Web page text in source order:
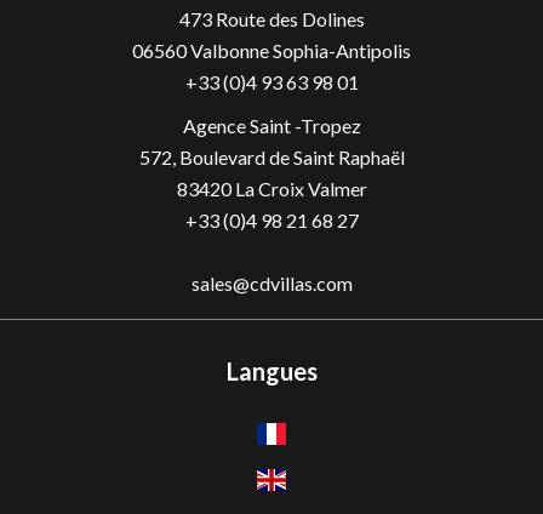
473 Route des Dolines
06560Valbonne Sophia-Antipolis
+33 (0)4 93 63 98 01
Agence Saint -Tropez
572, Boulevard de Saint Raphaël
83420 La Croix Valmer
+33 (0)4 98 21 68 27
sales@cdvillas.com
Langues